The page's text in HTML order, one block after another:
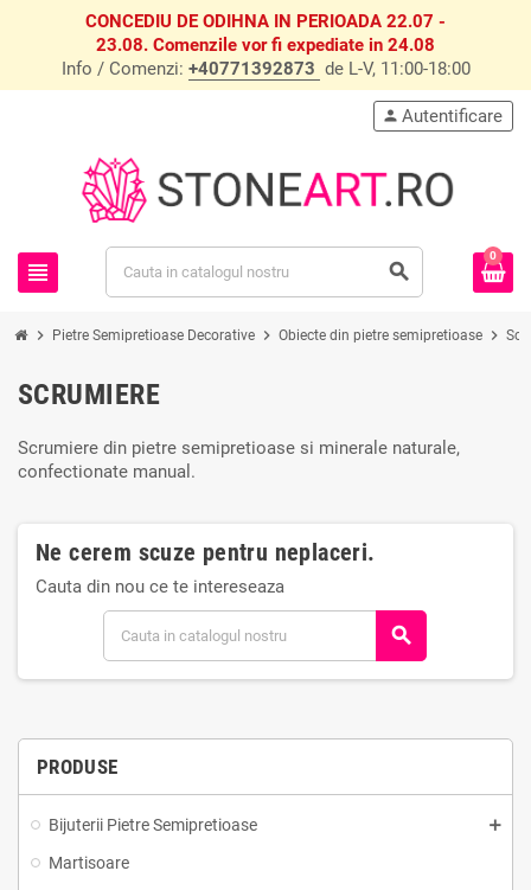
CONCEDIU DE ODIHNA IN PERIOADA 22.07 -
23.08. Comenzile vor fi expediate in 24.08
Info / Comenzi: +40771392873 de L-V, 11:00-18:00
view_headline search
person Autentificare
0
chevron_right Pietre Semipretioase Decorative chevron_right Obiecte din pietre semipretioase chevron_right
PRODUSE
Bijuterii Pietre Semipretioase
Martisoare
SCRUMIERE
Scrumiere din pietre semipretioase si minerale naturale,
confectionate manual.
Ne cerem scuze pentru neplaceri.
Cauta din nou ce te intereseaza
search